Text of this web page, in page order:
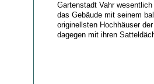
Gartenstadt Vahr
das Gebäude mit seinem
originellsten Hochhäuser
dagegen mit ihren